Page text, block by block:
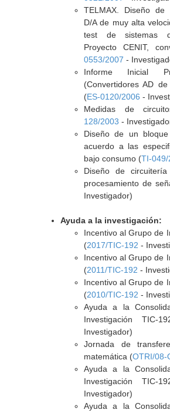
TELMAX. Diseño de
D/A de muy alta
test de sistemas
Proyecto CENIT,
0553/2007 -
Informe Inicial
(Convertidores AD
(ES-0120/2006 -
Medidas de
128/2003 -
Diseño de un
acuerdo a las
bajo consumo (TI-049/
Diseño de
procesamiento de
Investigador)
Ayuda a la investigación:
Incentivo al Grupo de
(2017/TIC-192 -
Incentivo al Grupo de
(2011/TIC-192 -
Incentivo al Grupo de
(2010/TIC-192 -
Ayuda a la
Investigación TIC-
Investigador)
Jornada de
matemática (OTRI/08-
Ayuda a la
Investigación TIC-
Investigador)
Ayuda a la